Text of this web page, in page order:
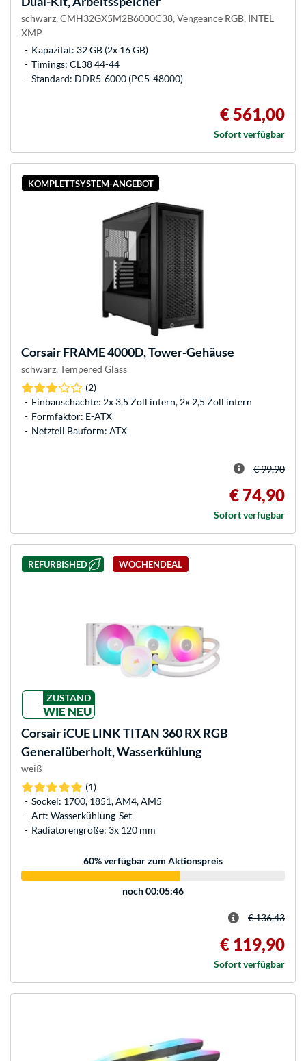
schwarz, CMH32GX5M2B6000C38, Vengeance RGB, INTEL
XMP
Kapazität: 32 GB (2x 16 GB)
Timings: CL38 44-44
Standard: DDR5-6000 (PC5-48000)
€ 561,00
Sofort verfügbar
KOMPLETTSYSTEM-ANGEBOT
CorsairFRAME 4000D, Tower-Gehäuse
schwarz, Tempered Glass
(2)
Einbauschächte: 2x 3,5 Zoll intern, 2x 2,5 Zoll intern
Formfaktor: E-ATX
Netzteil Bauform: ATX
€ 99,90
€ 74,90
Sofort verfügbar
REFURBISHED WOCHENDEAL
ZUSTAND
WIE NEU
CorsairiCUE LINK TITAN 360 RX RGB
Generalüberholt, Wasserkühlung
weiß
(1)
Sockel: 1700, 1851, AM4, AM5
Art: Wasserkühlung-Set
Radiatorengröße: 3x 120 mm
60% verfügbar zum Aktionspreis
noch00:05:46
€ 136,43
€ 119,90
Sofort verfügbar